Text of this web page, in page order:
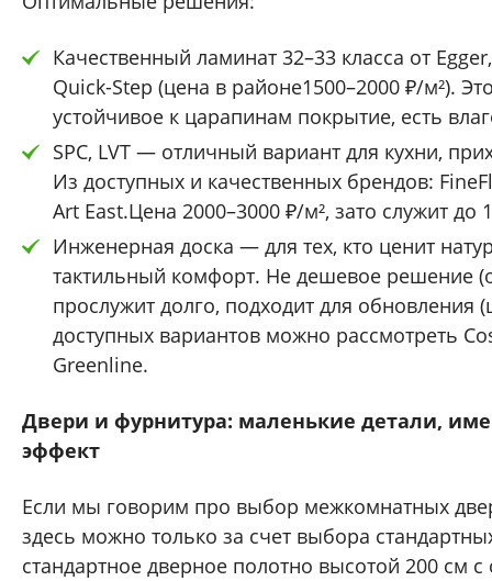
Качественный ламинат 32–33 класса от
Quick-Step (цена в районе1500–2000 ₽/м²).
устойчивое к царапинам покрытие, есть
SPC, LVT — отличный вариант для кухни,
Из доступных и качественных брендов:
Art East.Цена 2000–3000 ₽/м², зато служит до
Инженерная доска — для тех, кто ценит
тактильный комфорт. Не дешевое решение
прослужит долго, подходит для обновления
доступных вариантов можно рассмотреть
Greenline.
Двери и фурнитура: маленькие детали,
эффект
Если мы говорим про выбор межкомнатных
здесь можно только за счет выбора
стандартное дверное полотно высотой 200 см